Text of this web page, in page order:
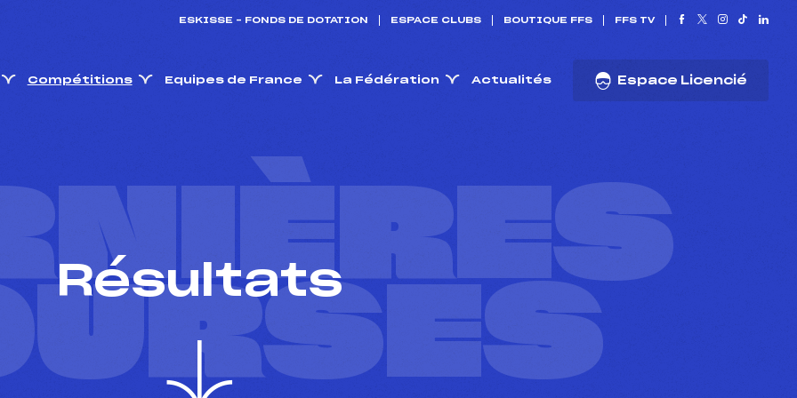
ESKISSE – FONDS DE DOTATION ESPACE CLUBS BOUTIQUE FFS FFS TV
Compétitions Equipes de France La Fédération Actualités Espace Licencié
Résultats